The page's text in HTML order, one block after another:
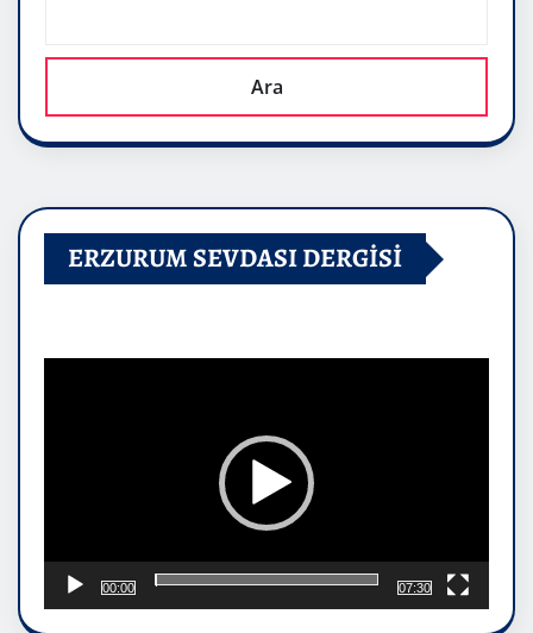
Ara
ERZURUM SEVDASI DERGİSİ
00:00 07:30